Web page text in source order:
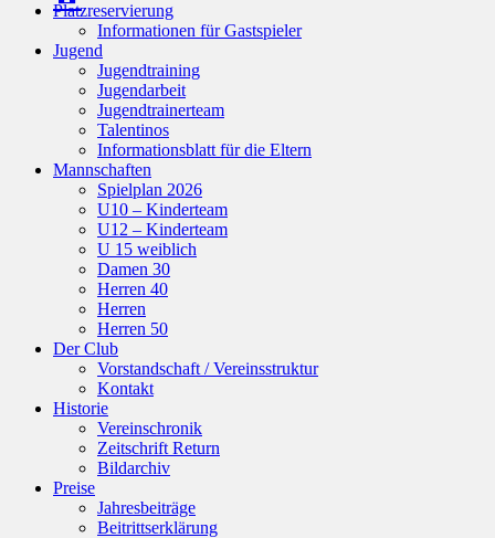
Platzreservierung
Informationen für Gastspieler
Jugend
Jugendtraining
Jugendarbeit
Jugendtrainerteam
Talentinos
Informationsblatt für die Eltern
Mannschaften
Spielplan 2026
U10 – Kinderteam
U12 – Kinderteam
U 15 weiblich
Damen 30
Herren 40
Herren
Herren 50
Der Club
Vorstandschaft / Vereinsstruktur
Kontakt
Historie
Vereinschronik
Zeitschrift Return
Bildarchiv
Preise
Jahresbeiträge
Beitrittserklärung